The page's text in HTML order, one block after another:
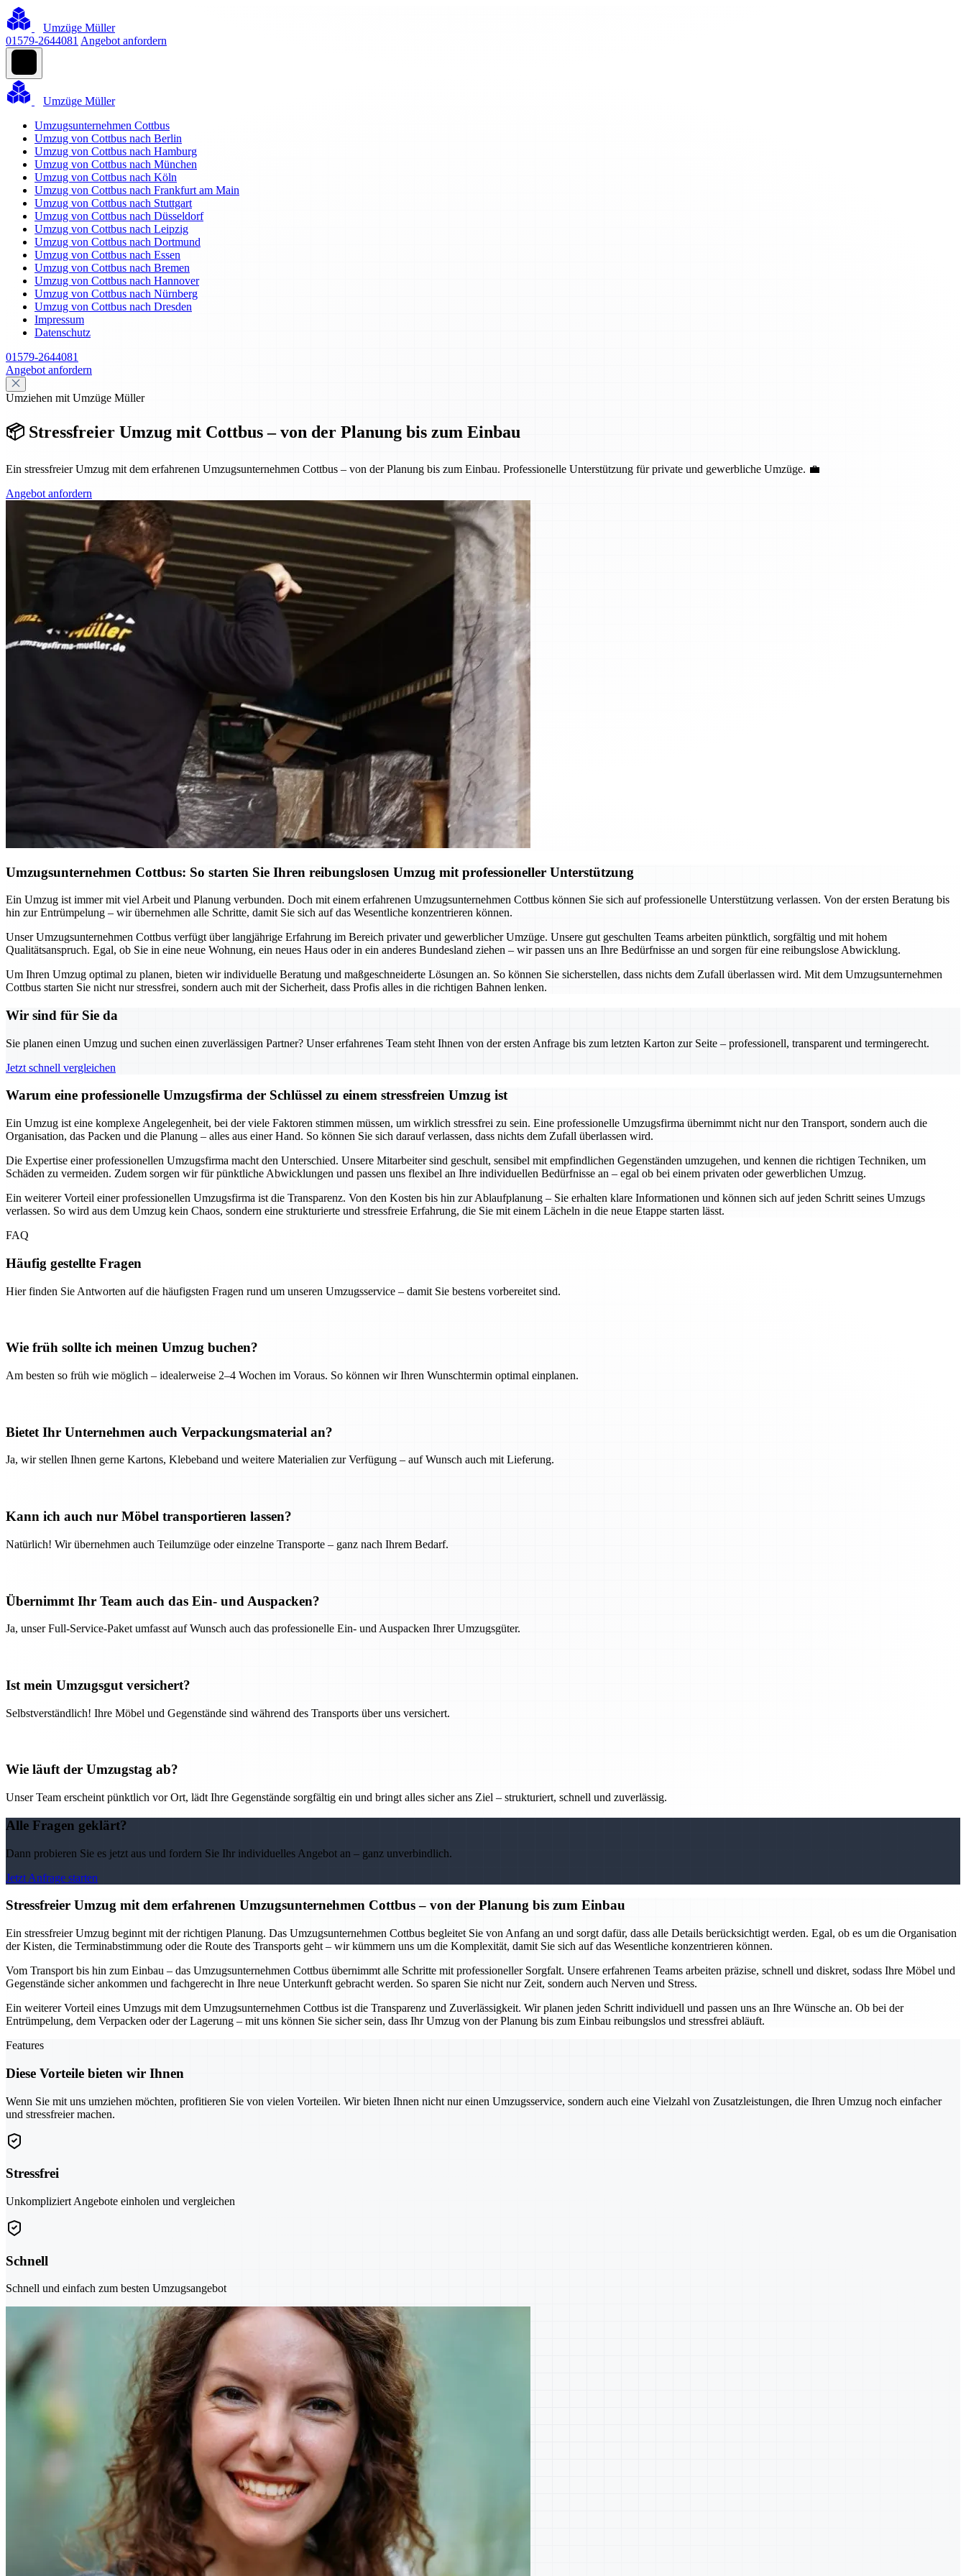
Umzüge Müller
01579-2644081 Angebot anfordern
Umzüge Müller
Umzugsunternehmen Cottbus
Umzug von Cottbus nach Berlin
Umzug von Cottbus nach Hamburg
Umzug von Cottbus nach München
Umzug von Cottbus nach Köln
Umzug von Cottbus nach Frankfurt am Main
Umzug von Cottbus nach Stuttgart
Umzug von Cottbus nach Düsseldorf
Umzug von Cottbus nach Leipzig
Umzug von Cottbus nach Dortmund
Umzug von Cottbus nach Essen
Umzug von Cottbus nach Bremen
Umzug von Cottbus nach Hannover
Umzug von Cottbus nach Nürnberg
Umzug von Cottbus nach Dresden
Impressum
Datenschutz
01579-2644081
Angebot anfordern
Umziehen mit Umzüge Müller
📦 Stressfreier Umzug mit Cottbus – von der Planung bis zum Einbau
Ein stressfreier Umzug mit dem erfahrenen Umzugsunternehmen Cottbus – von der Planung bis zum Einbau. Professionelle Unterstützung für private und gewerbliche Umzüge. 💼
Angebot anfordern
Umzugsunternehmen Cottbus: So starten Sie Ihren reibungslosen Umzug mit professioneller Unterstützung
Ein Umzug ist immer mit viel Arbeit und Planung verbunden. Doch mit einem erfahrenen Umzugsunternehmen Cottbus können Sie sich auf professionelle Unterstützung verlassen. Von der ersten Beratung bis
hin zur Entrümpelung – wir übernehmen alle Schritte, damit Sie sich auf das Wesentliche konzentrieren können.
Unser Umzugsunternehmen Cottbus verfügt über langjährige Erfahrung im Bereich privater und gewerblicher Umzüge. Unsere gut geschulten Teams arbeiten pünktlich, sorgfältig und mit hohem
Qualitätsanspruch. Egal, ob Sie in eine neue Wohnung, ein neues Haus oder in ein anderes Bundesland ziehen – wir passen uns an Ihre Bedürfnisse an und sorgen für eine reibungslose Abwicklung.
Um Ihren Umzug optimal zu planen, bieten wir individuelle Beratung und maßgeschneiderte Lösungen an. So können Sie sicherstellen, dass nichts dem Zufall überlassen wird. Mit dem Umzugsunternehmen
Cottbus starten Sie nicht nur stressfrei, sondern auch mit der Sicherheit, dass Profis alles in die richtigen Bahnen lenken.
Wir sind für Sie da
Sie planen einen Umzug und suchen einen zuverlässigen Partner? Unser erfahrenes Team steht Ihnen von der ersten Anfrage bis zum letzten Karton zur Seite – professionell, transparent und termingerecht.
Jetzt schnell vergleichen
Warum eine professionelle Umzugsfirma der Schlüssel zu einem stressfreien Umzug ist
Ein Umzug ist eine komplexe Angelegenheit, bei der viele Faktoren stimmen müssen, um wirklich stressfrei zu sein. Eine professionelle Umzugsfirma übernimmt nicht nur den Transport, sondern auch die
Organisation, das Packen und die Planung – alles aus einer Hand. So können Sie sich darauf verlassen, dass nichts dem Zufall überlassen wird.
Die Expertise einer professionellen Umzugsfirma macht den Unterschied. Unsere Mitarbeiter sind geschult, sensibel mit empfindlichen Gegenständen umzugehen, und kennen die richtigen Techniken, um
Schäden zu vermeiden. Zudem sorgen wir für pünktliche Abwicklungen und passen uns flexibel an Ihre individuellen Bedürfnisse an – egal ob bei einem privaten oder gewerblichen Umzug.
Ein weiterer Vorteil einer professionellen Umzugsfirma ist die Transparenz. Von den Kosten bis hin zur Ablaufplanung – Sie erhalten klare Informationen und können sich auf jeden Schritt seines Umzugs
verlassen. So wird aus dem Umzug kein Chaos, sondern eine strukturierte und stressfreie Erfahrung, die Sie mit einem Lächeln in die neue Etappe starten lässt.
FAQ
Häufig gestellte Fragen
Hier finden Sie Antworten auf die häufigsten Fragen rund um unseren Umzugsservice – damit Sie bestens vorbereitet sind.
Wie früh sollte ich meinen Umzug buchen?
Am besten so früh wie möglich – idealerweise 2–4 Wochen im Voraus. So können wir Ihren Wunschtermin optimal einplanen.
Bietet Ihr Unternehmen auch Verpackungsmaterial an?
Ja, wir stellen Ihnen gerne Kartons, Klebeband und weitere Materialien zur Verfügung – auf Wunsch auch mit Lieferung.
Kann ich auch nur Möbel transportieren lassen?
Natürlich! Wir übernehmen auch Teilumzüge oder einzelne Transporte – ganz nach Ihrem Bedarf.
Übernimmt Ihr Team auch das Ein- und Auspacken?
Ja, unser Full-Service-Paket umfasst auf Wunsch auch das professionelle Ein- und Auspacken Ihrer Umzugsgüter.
Ist mein Umzugsgut versichert?
Selbstverständlich! Ihre Möbel und Gegenstände sind während des Transports über uns versichert.
Wie läuft der Umzugstag ab?
Unser Team erscheint pünktlich vor Ort, lädt Ihre Gegenstände sorgfältig ein und bringt alles sicher ans Ziel – strukturiert, schnell und zuverlässig.
Alle Fragen geklärt?
Dann probieren Sie es jetzt aus und fordern Sie Ihr individuelles Angebot an – ganz unverbindlich.
Jetzt Anfrage starten
Stressfreier Umzug mit dem erfahrenen Umzugsunternehmen Cottbus – von der Planung bis zum Einbau
Ein stressfreier Umzug beginnt mit der richtigen Planung. Das Umzugsunternehmen Cottbus begleitet Sie von Anfang an und sorgt dafür, dass alle Details berücksichtigt werden. Egal, ob es um die Organisation
der Kisten, die Terminabstimmung oder die Route des Transports geht – wir kümmern uns um die Komplexität, damit Sie sich auf das Wesentliche konzentrieren können.
Vom Transport bis hin zum Einbau – das Umzugsunternehmen Cottbus übernimmt alle Schritte mit professioneller Sorgfalt. Unsere erfahrenen Teams arbeiten präzise, schnell und diskret, sodass Ihre Möbel und
Gegenstände sicher ankommen und fachgerecht in Ihre neue Unterkunft gebracht werden. So sparen Sie nicht nur Zeit, sondern auch Nerven und Stress.
Ein weiterer Vorteil eines Umzugs mit dem Umzugsunternehmen Cottbus ist die Transparenz und Zuverlässigkeit. Wir planen jeden Schritt individuell und passen uns an Ihre Wünsche an. Ob bei der
Entrümpelung, dem Verpacken oder der Lagerung – mit uns können Sie sicher sein, dass Ihr Umzug von der Planung bis zum Einbau reibungslos und stressfrei abläuft.
Features
Diese Vorteile bieten wir Ihnen
Wenn Sie mit uns umziehen möchten, profitieren Sie von vielen Vorteilen. Wir bieten Ihnen nicht nur einen Umzugsservice, sondern auch eine Vielzahl von Zusatzleistungen, die Ihren Umzug noch einfacher
und stressfreier machen.
Stressfrei
Unkompliziert Angebote einholen und vergleichen
Schnell
Schnell und einfach zum besten Umzugsangebot